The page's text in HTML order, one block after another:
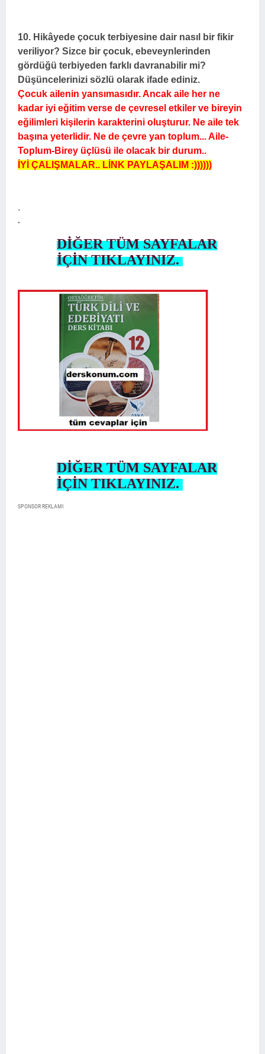
10. Hikâyede çocuk terbiyesine dair nasıl bir fikir
veriliyor? Sizce bir çocuk, ebeveynlerinden
gördüğü terbiyeden farklı davranabilir mi?
Düşüncelerinizi sözlü olarak ifade ediniz.
Çocuk ailenin yansımasıdır. Ancak aile her ne
kadar iyi eğitim verse de çevresel etkiler ve bireyin
eğilimleri kişilerin karakterini oluşturur. Ne aile tek
başına yeterlidir. Ne de çevre yan toplum... Aile-
Toplum-Birey üçlüsü ile olacak bir durum..
İYİ ÇALIŞMALAR.. LİNK PAYLAŞALIM :))))))
.
.
DİĞER TÜM SAYFALAR
İÇİN TIKLAYINIZ.
DİĞER TÜM SAYFALAR
İÇİN TIKLAYINIZ.
SPONSOR REKLAMI